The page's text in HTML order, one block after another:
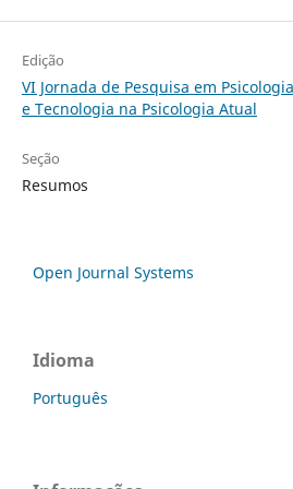
Edição
VI Jornada de Pesquisa em
e Tecnologia na Psicologia Atual
Seção
Resumos
Open Journal Systems
Idioma
Português